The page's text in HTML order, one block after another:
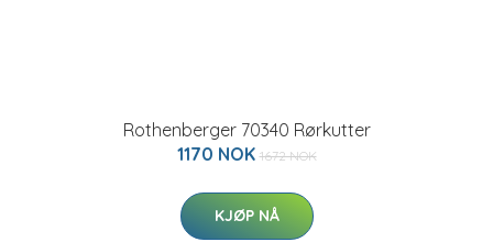
Rothenberger 70340 Rørkutter
1170 NOK 1672 NOK
KJØP NÅ